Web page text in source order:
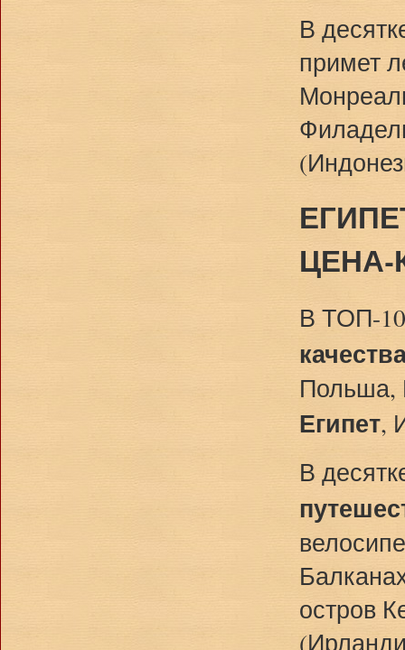
В
примет
ЦЕНА-
В ТОП-
Польша,
Египет,
В
остров